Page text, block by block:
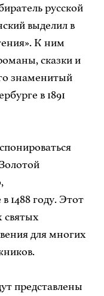
русской
выделил в
К ним
сказки и
знаменитый
в 1891
1488 году. Этот
святых
для многих
представлены